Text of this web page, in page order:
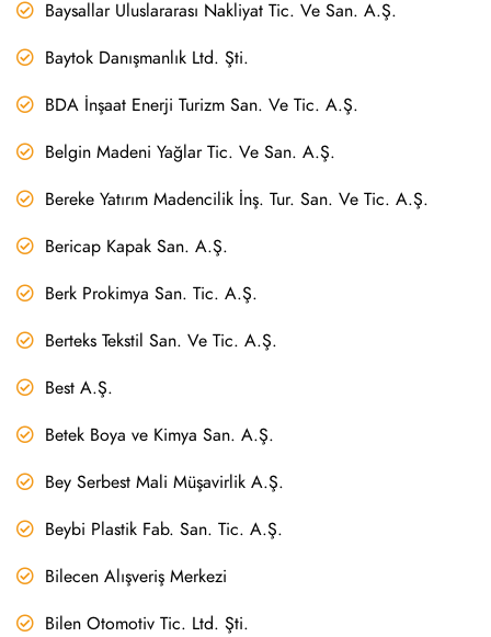
Baysallar Uluslararası Nakliyat Tic. Ve San. A.Ş.
Baytok Danışmanlık Ltd. Şti.
BDA İnşaat Enerji Turizm San. Ve Tic. A.Ş.
Belgin Madeni Yağlar Tic. Ve San. A.Ş.
Bereke Yatırım Madencilik İnş. Tur. San. Ve Tic. A.Ş.
Bericap Kapak San. A.Ş.
Berk Prokimya San. Tic. A.Ş.
Berteks Tekstil San. Ve Tic. A.Ş.
Best A.Ş.
Betek Boya ve Kimya San. A.Ş.
Bey Serbest Mali Müşavirlik A.Ş.
Beybi Plastik Fab. San. Tic. A.Ş.
Bilecen Alışveriş Merkezi
Bilen Otomotiv Tic. Ltd. Şti.